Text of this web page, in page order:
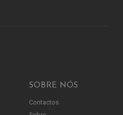
SOBRE NÓS
Contactos